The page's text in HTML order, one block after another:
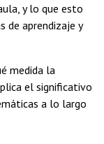
y lo que esto
de aprendizaje y
medida la
el significativo
a lo largo